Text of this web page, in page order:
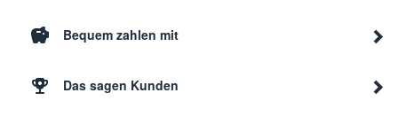
Bequem zahlen mit
Das sagen Kunden